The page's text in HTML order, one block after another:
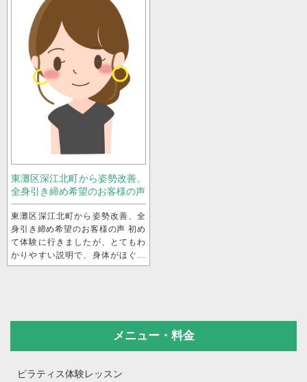
東灘区深江北町から姿勢改善、
全身引き締め希望のお客様の声
東灘区深江北町から姿勢改善、全
身引き締め希望のお客様の声 初め
て体験に行きましたが、とてもわ
かりやすい説明で、身体がほぐれ
ました。 担当スタッフ ： Yuka
メニュー・料金
ピラティス体験レッスン